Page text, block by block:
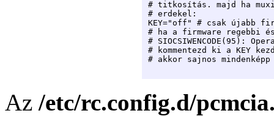
# titkosítás. majd ha
# erdekel:
KEY="off" # csak újabb
# ha a firmware regebbi
# SIOCSIWENCODE(95):
# kommentezd ki a KEY
# akkor sajnos
Az /etc/rc.config.d/